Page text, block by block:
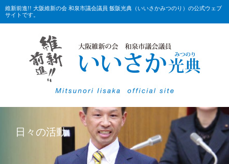
維新前進!! 大阪維新の会 和泉市議会議員 飯阪光典（いいさかみつのり）の公式ウェブ
サイトです。
日々の活動